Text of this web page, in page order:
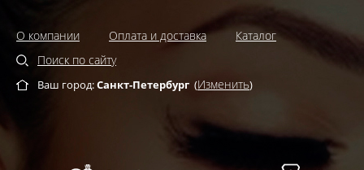
О компании Оплата и доставка
Каталог
Поиск по сайту
Ваш город:Санкт-Петербург (Изменить)